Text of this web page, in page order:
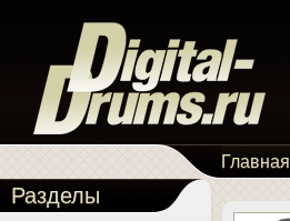
Главная
Разделы